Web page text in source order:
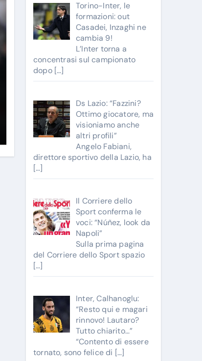
Torino-Inter, le
formazioni: out
Casadei, Inzaghi ne
cambia 9!
L’Inter torna a
concentrasi sul campionato
dopo […]
Ds Lazio: “Fazzini?
Ottimo giocatore, ma
visioniamo anche
altri profili”
Angelo Fabiani,
direttore sportivo della Lazio, ha
[…]
Il Corriere dello
Sport conferma le
voci: “Núñez, look da
Napoli”
Sulla prima pagina
del Corriere dello Sport spazio
[…]
Inter, Calhanoglu:
“Resto qui e magari
rinnovo! Lautaro?
Tutto chiarito…”
“Contento di essere
tornato, sono felice di […]